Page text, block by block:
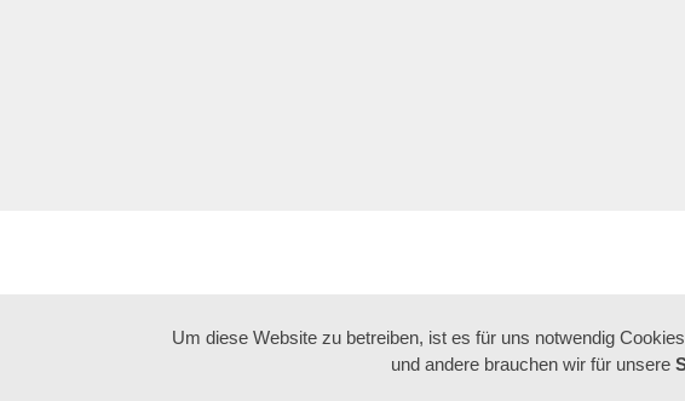
Um diese Website zu betreiben, ist es für uns notwendig
und andere brauchen wir für unsere